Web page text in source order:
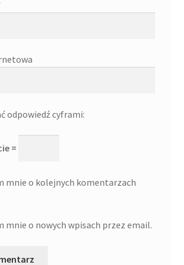
odpowiedź cyframi:
=
mnie o kolejnych komentarzach
mnie o nowych wpisach przez email.